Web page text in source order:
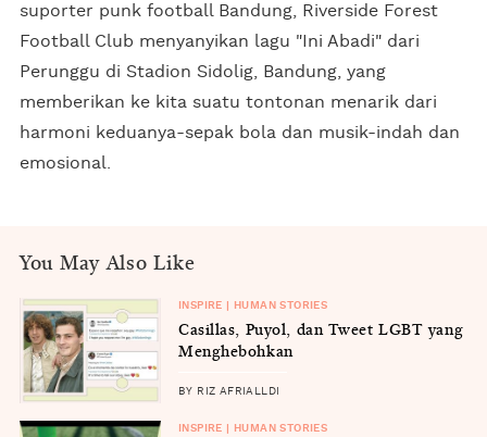
suporter punk football Bandung, Riverside Forest
Football Club menyanyikan lagu "Ini Abadi" dari
Perunggu di Stadion Sidolig, Bandung, yang
memberikan ke kita suatu tontonan menarik dari
harmoni keduanya-sepak bola dan musik-indah dan
emosional.
You May Also Like
INSPIRE | HUMAN STORIES
Casillas, Puyol, dan Tweet LGBT yang
Menghebohkan
BY RIZ AFRIALLDI
INSPIRE | HUMAN STORIES